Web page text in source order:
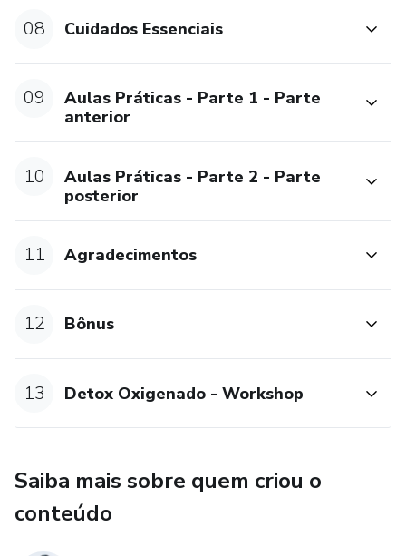
08 Cuidados Essenciais
09
Aulas Práticas - Parte 1 - Parte
anterior
10
Aulas Práticas - Parte 2 - Parte
posterior
11 Agradecimentos
12 Bônus
13 Detox Oxigenado - Workshop
Saiba mais sobre quem criou o
conteúdo